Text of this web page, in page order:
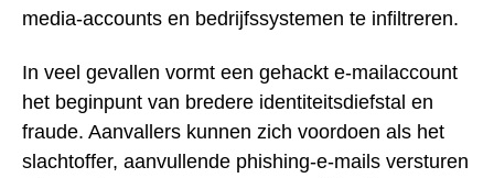
media-accounts en bedrijfssystemen te infiltreren.
In veel gevallen vormt een gehackt e-mailaccount
het beginpunt van bredere identiteitsdiefstal en
fraude. Aanvallers kunnen zich voordoen als het
slachtoffer, aanvullende phishing-e-mails versturen